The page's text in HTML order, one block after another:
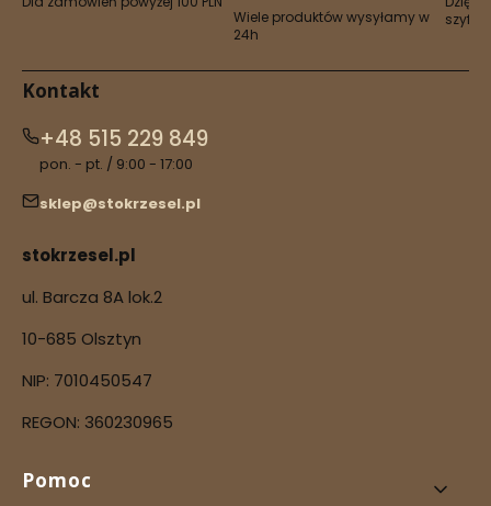
Wiele produktów wysyłamy w
24h
Kontakt
+48 515 229 849
pon. - pt. / 9:00 - 17:00
sklep@stokrzesel.pl
stokrzesel.pl
ul. Barcza 8A lok.2
10-685 Olsztyn
NIP: 7010450547
REGON: 360230965
Linki w stopce
Pomoc